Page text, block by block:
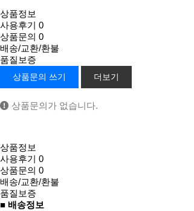
상품정보
사용후기 0
상품문의 0
배송/교환/환불
품질보증
상품문의 쓰기 더보기
상품문의가 없습니다.
상품정보
사용후기 0
상품문의 0
배송/교환/환불
품질보증
■ 배송정보